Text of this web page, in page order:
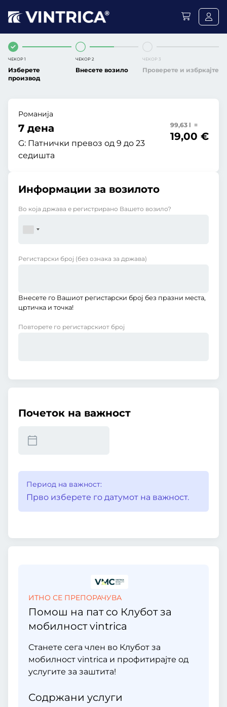
ЧЕКОР 1
Изберете
производ
ЧЕКОР 2
Внесете возило
ЧЕКОР 3
Проверете и избркајте
Романија
7 дена
G: Патнички превоз од 9 до 23
седишта
99,63 l =
19,00 €
Информации за возилото
Во која држава е регистрирано Вашето возило?
Регистарски број (без ознака за држава)
Внесете го Вашиот регистарски број без празни места,
цртичка и точка!
Повторете го регистарскиот број
Почеток на важност
Период на важност:
Прво изберете го датумот на важност.
ИТНО СЕ ПРЕПОРАЧУВА
Помош на пат со Клубот за
мобилност vintrica
Станете сега член во Клубот за
мобилност vintrica и профитирајте од
услугите за заштита!
Содржани услуги